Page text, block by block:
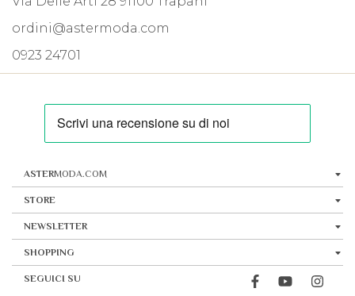
ordini@astermoda.com
0923 24701
ASTERMODA.COM
STORE
NEWSLETTER
SHOPPING
SEGUICI SU